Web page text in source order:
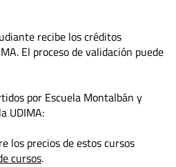
recibe los créditos
El proceso de validación puede
por Escuela Montalbán y
UDIMA:
los precios de estos cursos
cursos.